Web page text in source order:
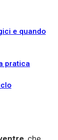
e quando
pratica